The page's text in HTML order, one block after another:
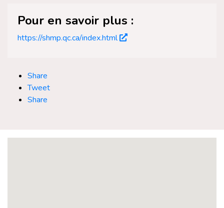
Pour en savoir plus :
https://shmp.qc.ca/index.html
Share
Tweet
Share